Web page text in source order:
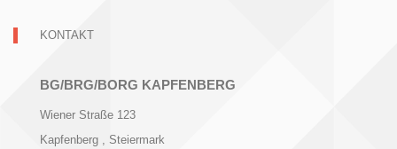
KONTAKT
BG/BRG/BORG KAPFENBERG
Wiener Straße 123
Kapfenberg , Steiermark